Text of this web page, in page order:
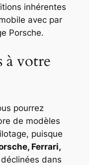
inhérentes
avec par
Porsche.
à votre
pourrez
de modèles
puisque
Ferrari,
dans